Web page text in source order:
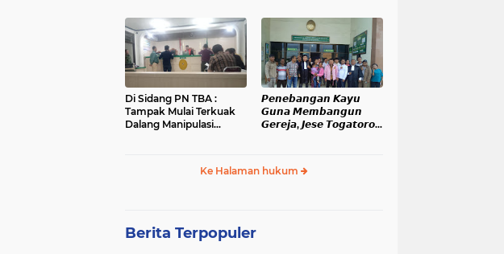
Dikerjakan: Indikasi
Maladministrasi dan
Potensi Pelanggaran
Hukum
Objek Sengketa di Aek
Kanopan
Di Sidang PN TBA :
Tampak Mulai Terkuak
Dalang Manipulasi
𝙋𝙚𝙣𝙚𝙗𝙖𝙣𝙜𝙖𝙣 𝙆𝙖𝙮𝙪
𝙂𝙪𝙣𝙖 𝙈𝙚𝙢𝙗𝙖𝙣𝙜𝙪𝙣
𝙂𝙚𝙧𝙚𝙟𝙖, 𝙅𝙚𝙨𝙚 𝙏𝙤𝙜𝙖𝙩𝙤𝙧𝙤𝙥
Ke Halaman hukum
Berita Terpopuler